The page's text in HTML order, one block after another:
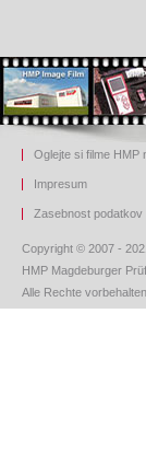
Oglejte si filme HMP
Impresum
Zasebnost podatkov
Copyright © 2007 -
HMP Magdeburger
Alle Rechte vorbehalten.